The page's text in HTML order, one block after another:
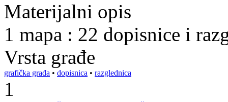
Materijalni opis
1 mapa : 22 dopisnice i
Vrsta građe
grafička građa • dopisnica • razglednica
1